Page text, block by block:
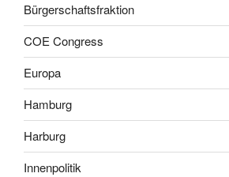
Bürgerschaftsfraktion
COE Congress
Europa
Hamburg
Harburg
Innenpolitik